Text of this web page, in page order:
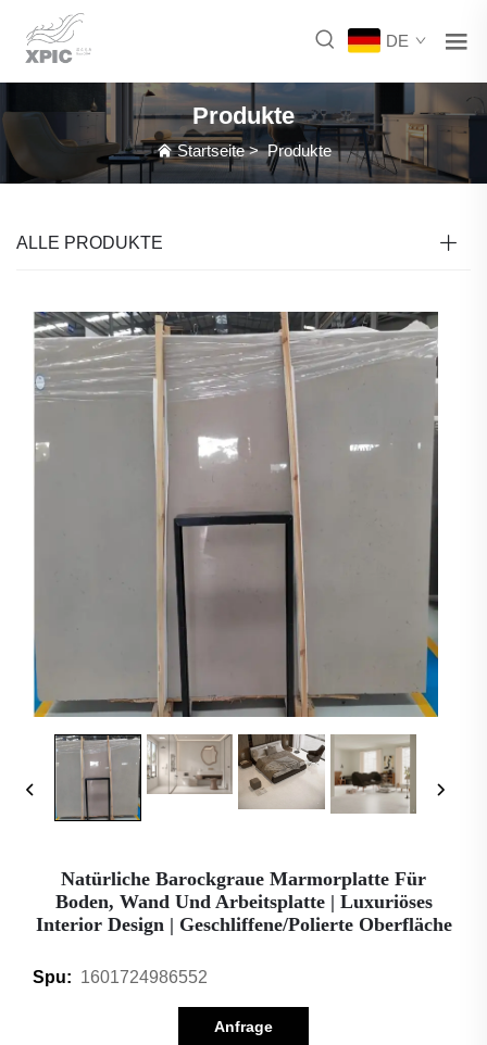
DE
Produkte
Startseite>Produkte
ALLE PRODUKTE
Natürliche Barockgraue Marmorplatte Für
Boden, Wand Und Arbeitsplatte | Luxuriöses
Interior Design | Geschliffene/polierte Oberfläche
Spu: 1601724986552
Anfrage